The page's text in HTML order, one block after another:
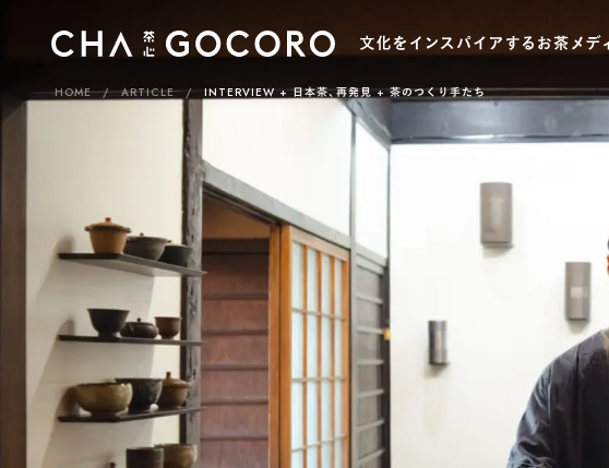
お茶でさがす
HOME ARTICLE INTERVIEW 日本茶、再発見 茶のつくり手たち